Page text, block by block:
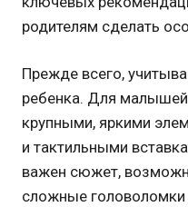
родителям сделать
Прежде всего,
ребенка. Для малышей
крупными, яркими
и тактильными
важен сюжет,
сложные головоломки